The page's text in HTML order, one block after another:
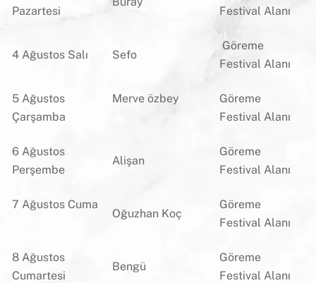
Pazartesi Festival Alanı
4 Ağustos Salı Sefo
Göreme
Festival Alanı
5 Ağustos
Çarşamba
Merve özbey
Göreme
Festival Alanı
6 Ağustos
Perşembe
Alişan
Göreme
Festival Alanı
7 Ağustos Cuma
Oğuzhan Koç
Göreme
Festival Alanı
8 Ağustos
Cumartesi
Bengü
Göreme
Festival Alanı